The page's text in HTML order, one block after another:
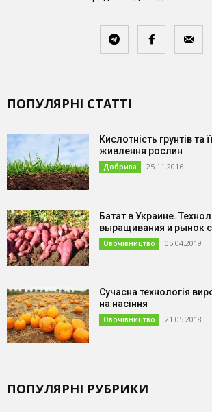
ПОПУЛЯРНІ СТАТТІ
Кислотність грунтів та
живлення рослин
Добрива 25.11.2016
Батат в Украине.
выращивания и рынок
Овочівництво 05.04.2019
Сучасна технологія
на насіння
Овочівництво 21.05.2018
ПОПУЛЯРНІ РУБРИКИ